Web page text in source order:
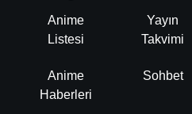
Anime
Listesi
Yayın
Takvimi
Anime
Haberleri
Sohbet